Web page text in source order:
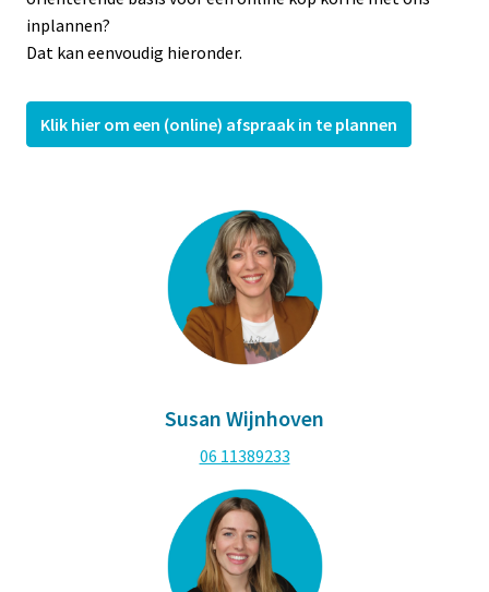
inplannen?
Dat kan eenvoudig hieronder.
Klik hier om een (online) afspraak in te plannen
Susan Wijnhoven
06 11389233